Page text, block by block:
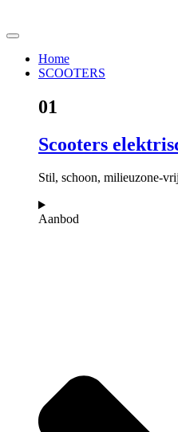
Home
SCOOTERS
01
Scooters
Stil, schoon, milieuzone-
Aanbod